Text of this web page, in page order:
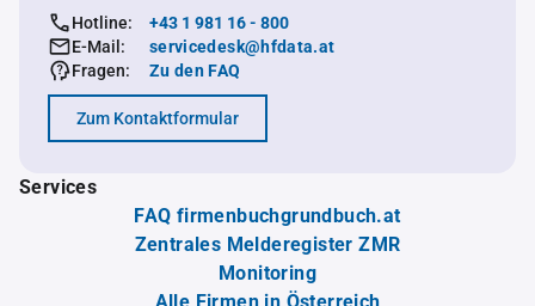
Hotline:
+43 1 981 16 - 800
E-Mail:
servicedesk@hfdata.at
Fragen:
Zu den FAQ
Zum Kontaktformular
Services
FAQ firmenbuchgrundbuch.at
Zentrales Melderegister ZMR
Monitoring